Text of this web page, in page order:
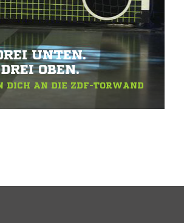
UNTEN.
DREI OBEN.
DICH AN DIE ZDF-TORWAND